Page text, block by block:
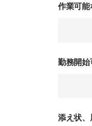
作業可
勤務開
添え状、